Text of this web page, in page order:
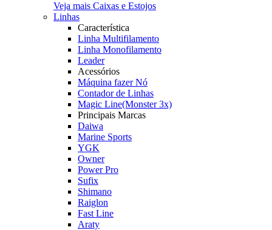
Veja mais Caixas e Estojos
Linhas
Característica
Linha Multifilamento
Linha Monofilamento
Leader
Acessórios
Máquina fazer Nó
Contador de Linhas
Magic Line(Monster 3x)
Principais Marcas
Daiwa
Marine Sports
YGK
Owner
Power Pro
Sufix
Shimano
Raiglon
Fast Line
Araty